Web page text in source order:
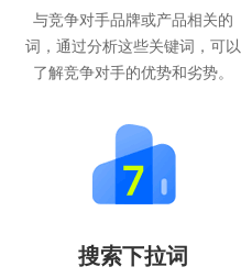
与竞争对手品牌或产品相关的
词，通过分析这些关键词，可以
了解竞争对手的优势和劣势。
搜索下拉词